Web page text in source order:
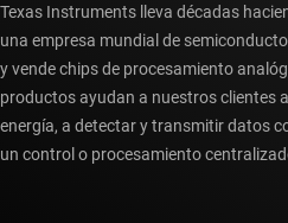
Texas Instruments lleva décadas
una empresa mundial de
y vende chips de procesamiento
productos ayudan a nuestros clientes
energía, a detectar y transmitir datos
un control o procesamiento